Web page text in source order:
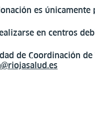
es
en centros
de Coordinación